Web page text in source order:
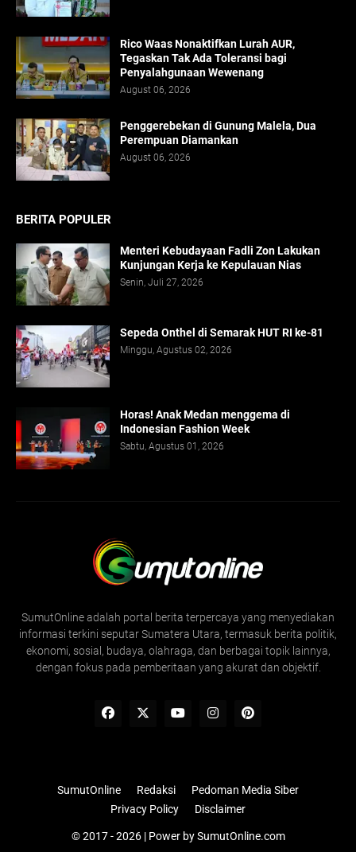
Rico Waas Nonaktifkan Lurah AUR,
Tegaskan Tak Ada Toleransi bagi
Penyalahgunaan Wewenang
August 06, 2026
Penggerebekan di Gunung Malela, Dua
Perempuan Diamankan
August 06, 2026
BERITA POPULER
Menteri Kebudayaan Fadli Zon Lakukan
Kunjungan Kerja ke Kepulauan Nias
Senin, Juli 27, 2026
Sepeda Onthel di Semarak HUT RI ke-81
Minggu, Agustus 02, 2026
Horas! Anak Medan menggema di
Indonesian Fashion Week
Sabtu, Agustus 01, 2026
SumutOnline adalah portal berita terpercaya yang menyediakan
informasi terkini seputar Sumatera Utara, termasuk berita politik,
ekonomi, sosial, budaya, olahraga, dan berbagai topik lainnya,
dengan fokus pada pemberitaan yang akurat dan objektif.
© 2017 - 2026 | Power bySumutOnline.com
SumutOnline Redaksi
Pedoman Media Siber
Privacy Policy
Disclaimer